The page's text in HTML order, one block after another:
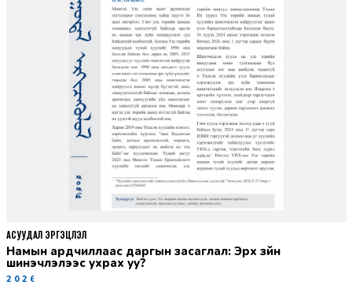
Намын ардчиллаас даргын засаглал: Эрх зүйн
шинэчлэлээс ухрах уу?
2026-07-08
АСУУДАЛ ЭРГЭЦҮҮЛЭЛ